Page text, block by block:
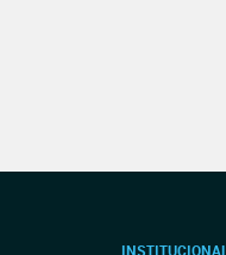
INSTITUCIONAL